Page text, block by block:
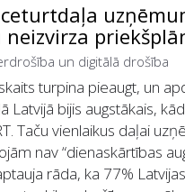
un digitālā drošība
turpina pieaugt, un
Latvijā bijis augstākais,
Taču vienlaikus daļai
nav “dienaskārtības
rāda, ka 77%